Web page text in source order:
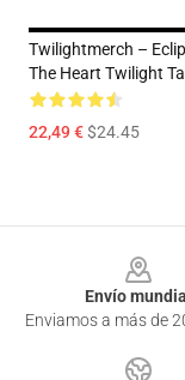
Twilightmerch –
The Heart Twilight
22,49 €$24.45
Envío mundial
Enviamos a más de